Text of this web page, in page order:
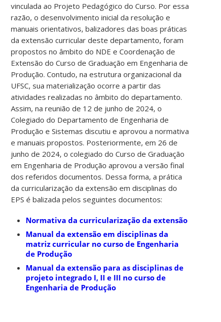
vinculada ao Projeto Pedagógico do Curso. Por essa
razão, o desenvolvimento inicial da resolução e
manuais orientativos, balizadores das boas práticas
da extensão curricular deste departamento, foram
propostos no âmbito do NDE e Coordenação de
Extensão do Curso de Graduação em Engenharia de
Produção. Contudo, na estrutura organizacional da
UFSC, sua materialização ocorre a partir das
atividades realizadas no âmbito do departamento.
Assim, na reunião de 12 de junho de 2024, o
Colegiado do Departamento de Engenharia de
Produção e Sistemas discutiu e aprovou a normativa
e manuais propostos. Posteriormente, em 26 de
junho de 2024, o colegiado do Curso de Graduação
em Engenharia de Produção aprovou a versão final
dos referidos documentos. Dessa forma, a prática
da curricularização da extensão em disciplinas do
EPS é balizada pelos seguintes documentos:
Normativa da curricularização da extensão
Manual da extensão em disciplinas da
matriz curricular no curso de Engenharia
de Produção
Manual da extensão para as disciplinas de
projeto integrado I, II e III no curso de
Engenharia de Produção